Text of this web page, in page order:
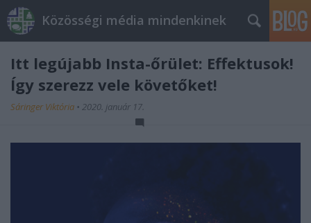
Közösségi média mindenkinek
Itt legújabb Insta-őrület: Effektusok!
Így szerezz vele követőket!
Sáringer Viktória • 2020. január 17.